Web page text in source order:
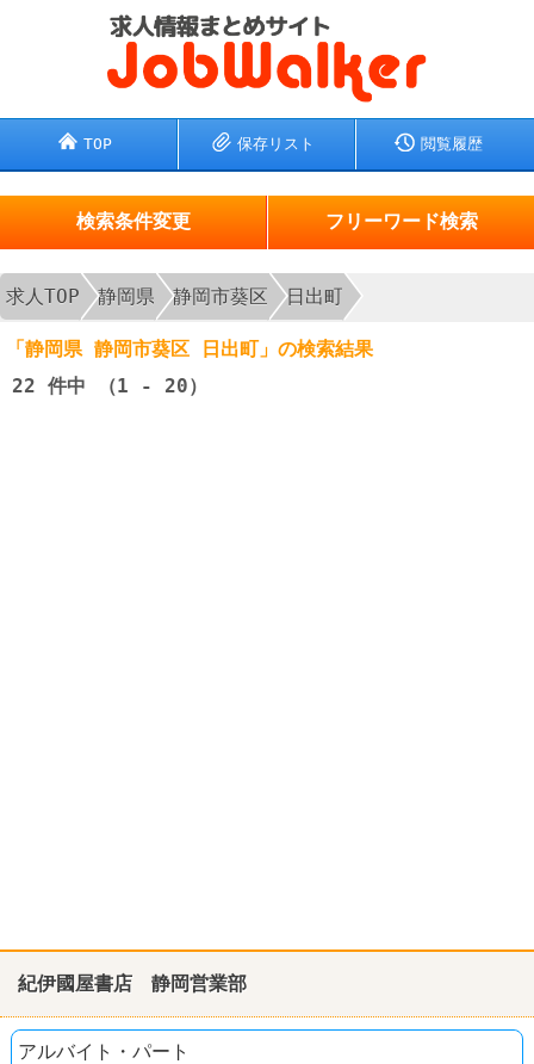
TOP 保存リスト 閲覧履歴
検索条件変更 フリーワード検索
求人TOP 静岡県 静岡市葵区 日出町
「静岡県 静岡市葵区 日出町」の検索結果
22 件中 （1 - 20）
紀伊國屋書店 静岡営業部
アルバイト・パート